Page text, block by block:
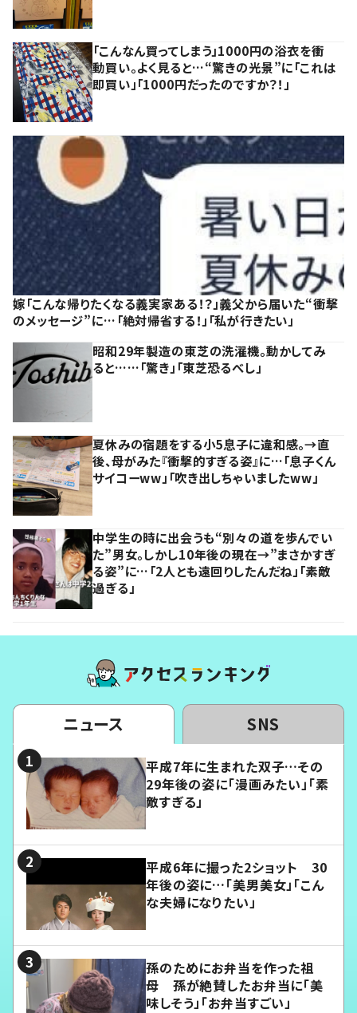
「こんなん買ってしまう」1000円の浴衣を衝
動買い。よく見ると…“驚きの光景”に「これは
即買い」「1000円だったのですか？！」
嫁「こんな帰りたくなる義実家ある！？」義父から届いた“衝撃
のメッセージ”に…「絶対帰省する！」「私が行きたい」
昭和29年製造の東芝の洗濯機。動かしてみ
ると……「驚き」「東芝恐るべし」
夏休みの宿題をする小5息子に違和感。→直
後、母がみた『衝撃的すぎる姿』に…「息子くん
サイコーww」「吹き出しちゃいましたww」
中学生の時に出会うも“別々の道を歩んでい
た”男女。しかし10年後の現在→”まさかすぎ
る姿”に…「2人とも遠回りしたんだね」「素敵
過ぎる」
ニュース SNS
平成7年に生まれた双子…その
29年後の姿に「漫画みたい」「素
敵すぎる」
平成6年に撮った2ショット 30
年後の姿に…「美男美女」「こん
な夫婦になりたい」
孫のためにお弁当を作った祖
母 孫が絶賛したお弁当に「美
味しそう」「お弁当すごい」